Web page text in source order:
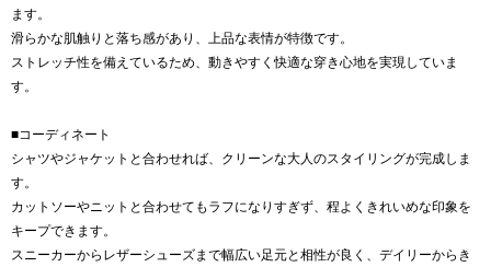
ます。
滑らかな肌触りと落ち感があり、上品な表情が特徴です。
ストレッチ性を備えているため、動きやすく快適な穿き心地を実現していま
す。
■コーディネート
シャツやジャケットと合わせれば、クリーンな大人のスタイリングが完成しま
す。
カットソーやニットと合わせてもラフになりすぎず、程よくきれいめな印象を
キープできます。
スニーカーからレザーシューズまで幅広い足元と相性が良く、デイリーからき